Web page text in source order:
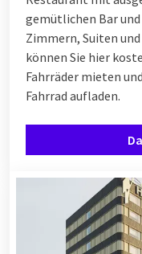
gemütlichen Bar
Zimmern, Suiten
können Sie hier
Fahrräder mieten
Fahrrad aufladen.